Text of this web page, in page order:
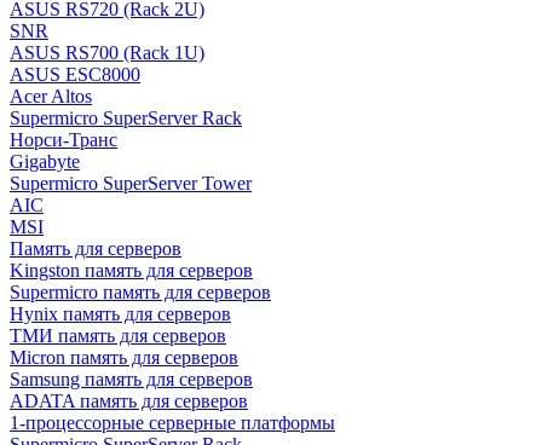
ASUS RS720 (Rack 2U)
SNR
ASUS RS700 (Rack 1U)
ASUS ESC8000
Acer Altos
Supermicro SuperServer Rack
Норси-Транс
Gigabyte
Supermicro SuperServer Tower
AIC
MSI
Память для серверов
Kingston память для серверов
Supermicro память для серверов
Hynix память для серверов
ТМИ память для серверов
Micron память для серверов
Samsung память для серверов
ADATA память для серверов
1-процессорные серверные платформы